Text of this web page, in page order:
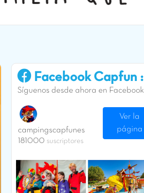
Facebook Capfun :
Síguenos desde ahora en Facebook
campingscapfunes
181000suscriptores
Ver la
página